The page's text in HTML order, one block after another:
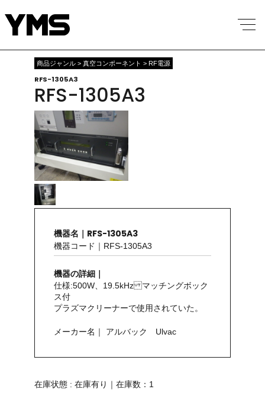
商品ジャンル > 真空コンポーネント > RF電源
RFS-1305A3
RFS-1305A3
機器名｜RFS-1305A3
機器コード｜RFS-1305A3
機器の詳細｜
仕様:500W、19.5kHz マッチングボック
ス付
プラズマクリーナーで使用されていた。
メーカー名｜ アルバック Ulvac
在庫状態 : 在庫有り｜在庫数：1